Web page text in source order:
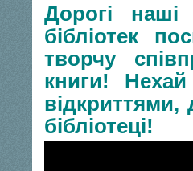
Дорогі наші
бібліотек
творчу
книги!
відкриттями,
бібліотеці!